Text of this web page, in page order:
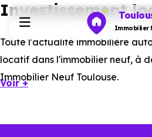
Immobilier
Programmes neufs
Investissement
Toute l'actualité immobilière
locatif dans l'immobilier neuf, à
Immobilier Neuf Toulouse.
Voir +